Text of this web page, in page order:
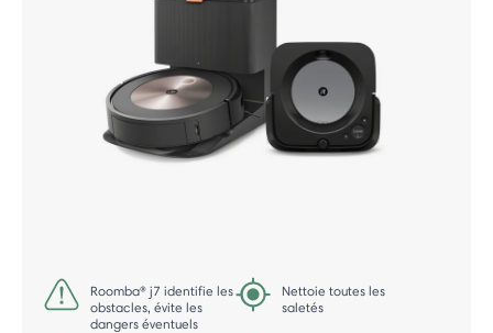
Roomba® j7 identifie les
obstacles, évite les
dangers éventuels
Nettoie toutes les
saletés